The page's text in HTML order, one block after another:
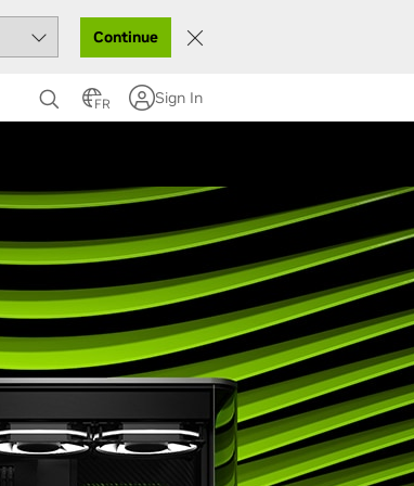
Continue
FR Sign In